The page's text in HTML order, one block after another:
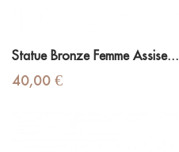
Statue Bronze Femme Assise...
Prix
40,00 €